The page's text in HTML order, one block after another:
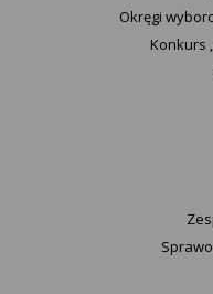
Okręgi
Konkurs